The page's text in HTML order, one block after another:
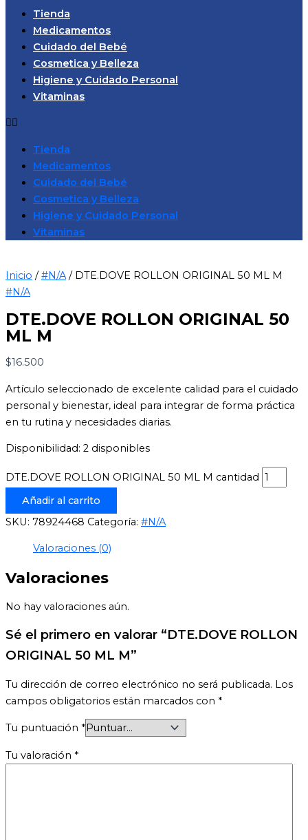
Tienda
Medicamentos
Cuidado del Bebé
Cosmetica y Belleza
Higiene y Cuidado Personal
Vitaminas
Tienda
Medicamentos
Cuidado del Bebé
Cosmetica y Belleza
Higiene y Cuidado Personal
Vitaminas
Inicio /#N/A/ DTE.DOVE ROLLON ORIGINAL 50 ML M
#N/A
DTE.DOVE ROLLON ORIGINAL 50
ML M
$16.500
Artículo seleccionado de excelente calidad para el cuidado
personal y bienestar, ideal para integrar de forma práctica
en tu rutina y necesidades diarias.
Disponibilidad: 2 disponibles
DTE.DOVE ROLLON ORIGINAL 50 ML M cantidad
Añadir al carrito
SKU: 78924468 Categoría: #N/A
Valoraciones (0)
Valoraciones
No hay valoraciones aún.
Sé el primero en valorar “DTE.DOVE ROLLON
ORIGINAL 50 ML M”
Tu dirección de correo electrónico no será publicada. Los
campos obligatorios están marcados con *
Tu puntuación *
Tu valoración *